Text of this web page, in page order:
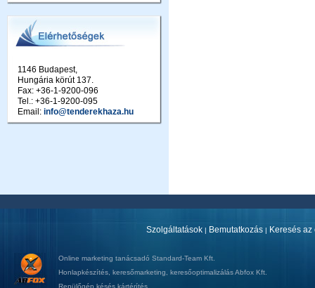
1146 Budapest,
Hungária körút 137.
Fax: +36-1-9200-096
Tel.: +36-1-9200-095
Email: info@tenderekhaza.hu
Szolgáltatások | Bemutatkozás | Keresés
Online marketing tanácsadó Standard-Team Kft.
Honlapkészítés keresőmarketing keresőoptimalizálásAbfox Kft.
Repülőgép késés kártérítés